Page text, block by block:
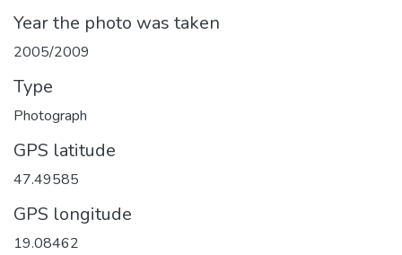
Year the photo was taken
2005/2009
Type
Photograph
GPS latitude
47.49585
GPS longitude
19.08462